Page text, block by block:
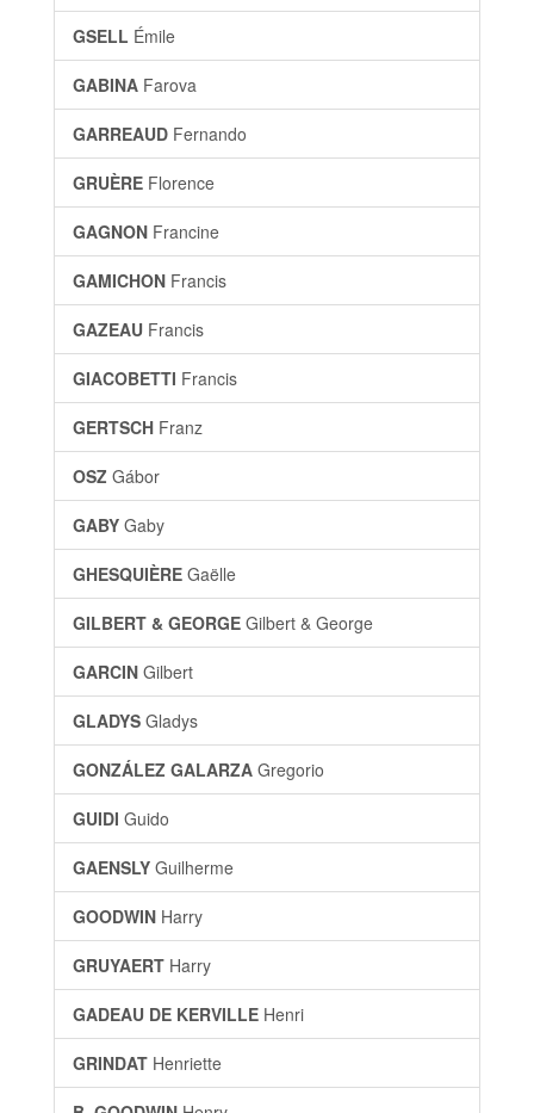
GSELL Émile
GABINA Farova
GARREAUD Fernando
GRUÈRE Florence
GAGNON Francine
GAMICHON Francis
GAZEAU Francis
GIACOBETTI Francis
GERTSCH Franz
OSZ Gábor
GABY Gaby
GHESQUIÈRE Gaëlle
GILBERT & GEORGE Gilbert & George
GARCIN Gilbert
GLADYS Gladys
GONZÁLEZ GALARZA Gregorio
GUIDI Guido
GAENSLY Guilherme
GOODWIN Harry
GRUYAERT Harry
GADEAU DE KERVILLE Henri
GRINDAT Henriette